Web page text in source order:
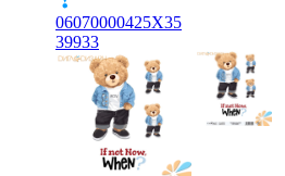
06070000425X35
39933